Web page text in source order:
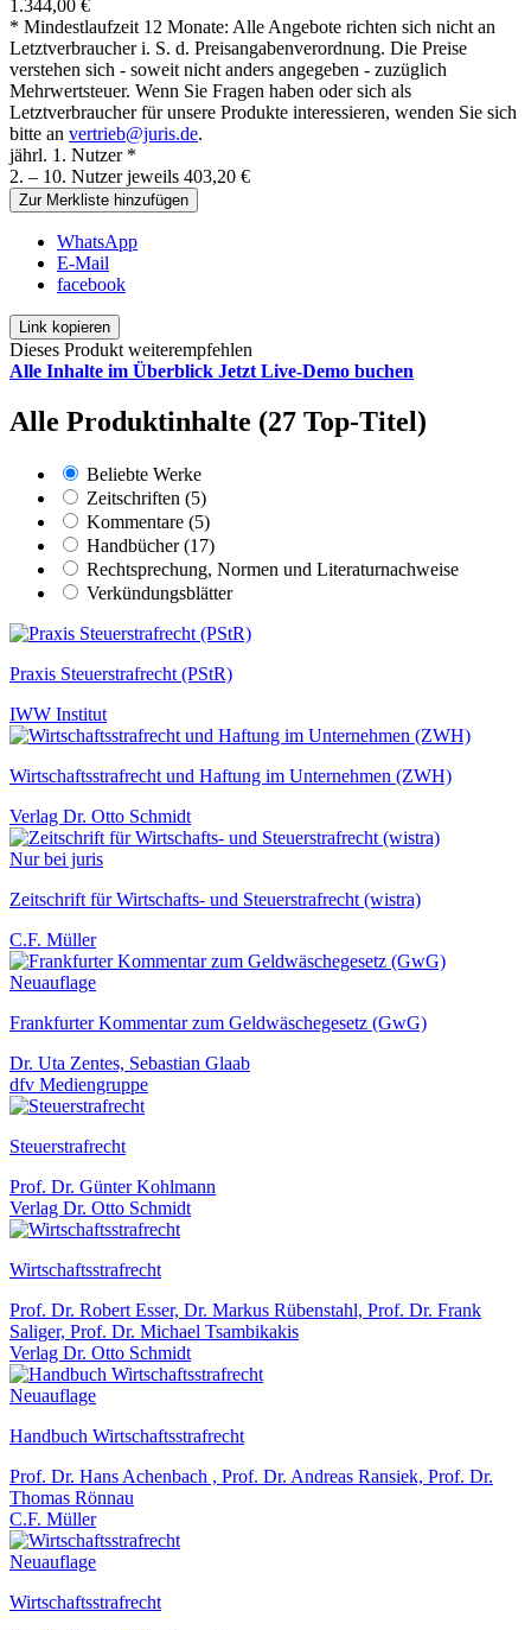
1.344,00 €
* Mindestlaufzeit 12 Monate: Alle Angebote richten sich nicht an
Letztverbraucher i. S. d. Preisangabenverordnung. Die Preise
verstehen sich - soweit nicht anders angegeben - zuzüglich
Mehrwertsteuer. Wenn Sie Fragen haben oder sich als
Letztverbraucher für unsere Produkte interessieren, wenden Sie sich
bitte an vertrieb@juris.de.
jährl. 1. Nutzer *
2. – 10. Nutzer jeweils 403,20 €
Zur Merkliste hinzufügen
WhatsApp
E-Mail
facebook
Link kopieren
Dieses Produkt weiterempfehlen
Alle Inhalte im Überblick Jetzt Live-Demo buchen
Alle Produktinhalte (27 Top-Titel)
Beliebte Werke
Zeitschriften (5)
Kommentare (5)
Handbücher (17)
Rechtsprechung, Normen und Literaturnachweise
Verkündungsblätter
Praxis Steuerstrafrecht (PStR)
IWW Institut
Wirtschaftsstrafrecht und Haftung im Unternehmen (ZWH)
Verlag Dr. Otto Schmidt
Nur bei juris
Zeitschrift für Wirtschafts- und Steuerstrafrecht (wistra)
C.F. Müller
Neuauflage
Frankfurter Kommentar zum Geldwäschegesetz (GwG)
Dr. Uta Zentes, Sebastian Glaab
dfv Mediengruppe
Steuerstrafrecht
Prof. Dr. Günter Kohlmann
Verlag Dr. Otto Schmidt
Wirtschaftsstrafrecht
Prof. Dr. Robert Esser, Dr. Markus Rübenstahl, Prof. Dr. Frank
Saliger, Prof. Dr. Michael Tsambikakis
Verlag Dr. Otto Schmidt
Neuauflage
Handbuch Wirtschaftsstrafrecht
Prof. Dr. Hans Achenbach , Prof. Dr. Andreas Ransiek, Prof. Dr.
Thomas Rönnau
C.F. Müller
Neuauflage
Wirtschaftsstrafrecht